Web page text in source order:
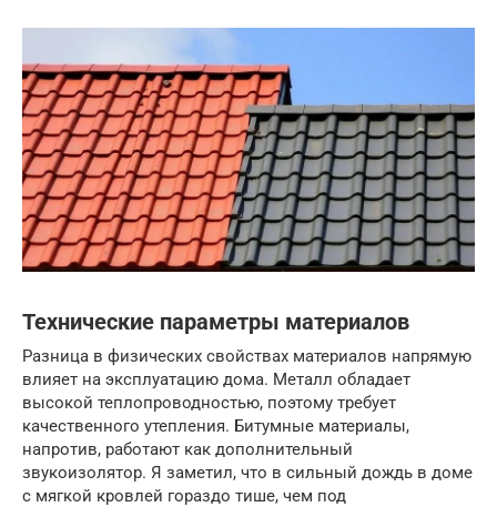
Технические параметры материалов
Разница в физических свойствах материалов напрямую
влияет на эксплуатацию дома. Металл обладает
высокой теплопроводностью, поэтому требует
качественного утепления. Битумные материалы,
напротив, работают как дополнительный
звукоизолятор. Я заметил, что в сильный дождь в доме
с мягкой кровлей гораздо тише, чем под